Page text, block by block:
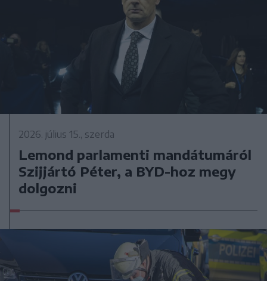
2026. július 15., szerda
Lemond parlamenti mandátumáról
Szijjártó Péter, a BYD-hoz megy
dolgozni